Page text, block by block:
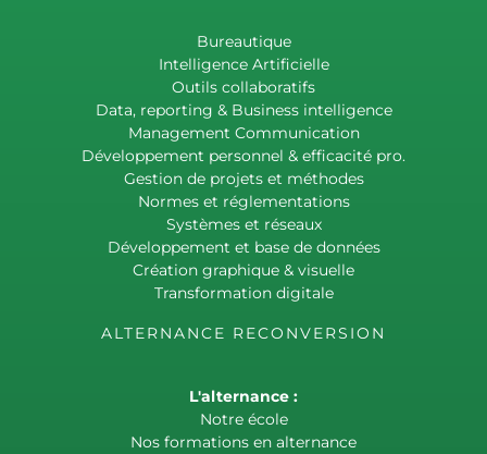
Bureautique
Intelligence Artificielle
Outils collaboratifs
Data, reporting & Business intelligence
Management Communication
Développement personnel & efficacité pro.
Gestion de projets et méthodes
Normes et réglementations
Systèmes et réseaux
Développement et base de données
Création graphique & visuelle
Transformation digitale
ALTERNANCE RECONVERSION
L'alternance :
Notre école
Nos formations en alternance